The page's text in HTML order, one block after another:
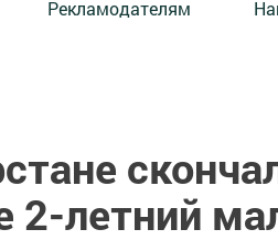
Рекламодателям
2-летний